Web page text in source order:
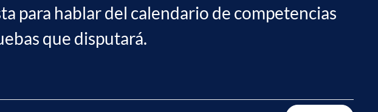
para hablar del calendario de competencias
que disputará.